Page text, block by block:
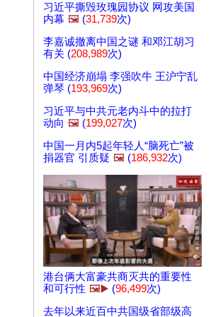
习近平撕毁玫瑰园协议 网攻美国
内幕 🖼️ (31,739次)
李嘉诚撤离中国之谜 和邓江胡习
有关 (208,989次)
中国经济崩塌 李强吹牛 王沪宁乱
弹琴 (193,969次)
习近平与中共元老内斗中的拉打
动向 🖼️ (199,027次)
中国一月内5起年轻人“脑死亡”被
捐器官 引质疑 🖼️ (186,932次)
港台俩大富豪共商灭共的重要性
和可行性 🖼️▶️ (96,499次)
去年以来近百中共国级省部级高